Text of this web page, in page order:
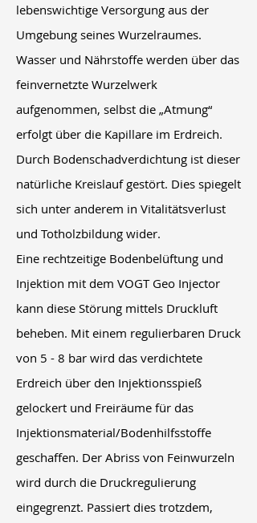
lebenswichtige Versorgung aus der
Umgebung seines Wurzelraumes.
Wasser und Nährstoffe werden über das
feinvernetzte Wurzelwerk
aufgenommen, selbst die „Atmung“
erfolgt über die Kapillare im Erdreich.
Durch Bodenschadverdichtung ist dieser
natürliche Kreislauf gestört. Dies spiegelt
sich unter anderem in Vitalitätsverlust
und Totholzbildung wider.
Eine rechtzeitige Bodenbelüftung und
Injektion mit dem VOGT Geo Injector
kann diese Störung mittels Druckluft
beheben. Mit einem regulierbaren Druck
von 5 - 8 bar wird das verdichtete
Erdreich über den Injektionsspieß
gelockert und Freiräume für das
Injektionsmaterial/Bodenhilfsstoffe
geschaffen. Der Abriss von Feinwurzeln
wird durch die Druckregulierung
eingegrenzt. Passiert dies trotzdem,